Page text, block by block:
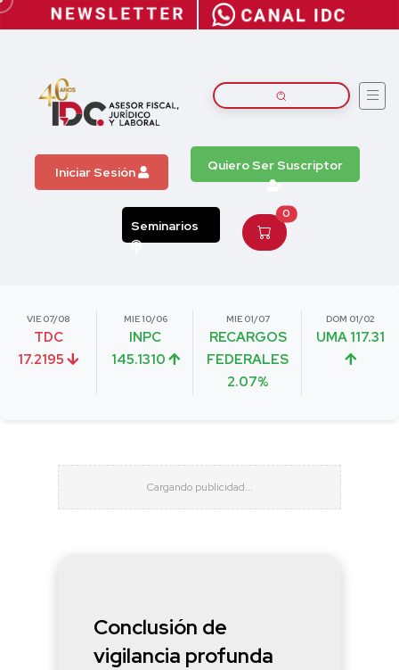
Iniciar Sesión Quiero Ser Suscriptor
Seminarios
0
VIE 07/08
TDC
17.2195
MIE 10/06
INPC
145.1310
MIE 01/07
RECARGOS
FEDERALES
2.07%
DOM 01/02
UMA 117.31
Conclusión de
vigilancia profunda